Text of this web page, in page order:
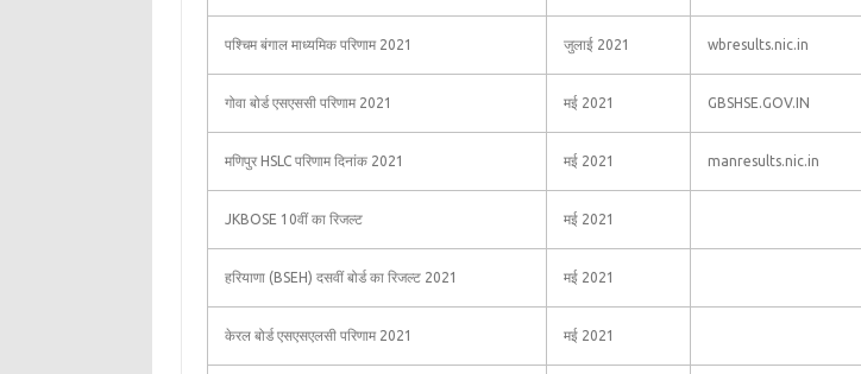
पश्चिम बंगाल माध्यमिक परिणाम 2021 जुलाई 2021 wbresults.nic.in
गोवा बोर्ड एसएससी परिणाम 2021 मई 2021 GBSHSE.GOV.IN
मणिपुर HSLC परिणाम दिनांक 2021 मई 2021 manresults.nic.in
JKBOSE 10वीं का रिजल्ट मई 2021
हरियाणा (BSEH) दसवीं बोर्ड का रिजल्ट 2021 मई 2021
केरल बोर्ड एसएसएलसी परिणाम 2021 मई 2021